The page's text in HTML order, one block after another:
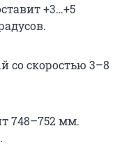
+3…+5
со скоростью 3–8
748–752 мм.